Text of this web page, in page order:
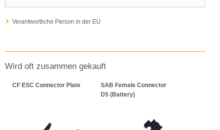
Verantwortliche Person in der EU
Wird oft zusammen gekauft
CF ESC Connector Plate
SAB Female Connector
D5 (Battery)